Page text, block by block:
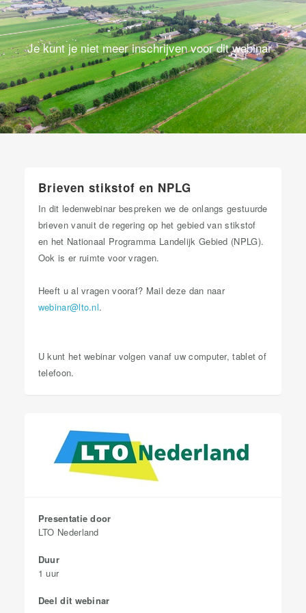
Je kunt je niet meer inschrijven voor dit webinar
Brieven stikstof en NPLG
In dit ledenwebinar bespreken we de onlangs gestuurde
brieven vanuit de regering op het gebied van stikstof
en het Nationaal Programma Landelijk Gebied (NPLG).
Ook is er ruimte voor vragen.
Heeft u al vragen vooraf? Mail deze dan naar
webinar@lto.nl.
U kunt het webinar volgen vanaf uw computer, tablet of
telefoon.
Presentatie door
LTO Nederland
Duur
1 uur
Deel dit webinar